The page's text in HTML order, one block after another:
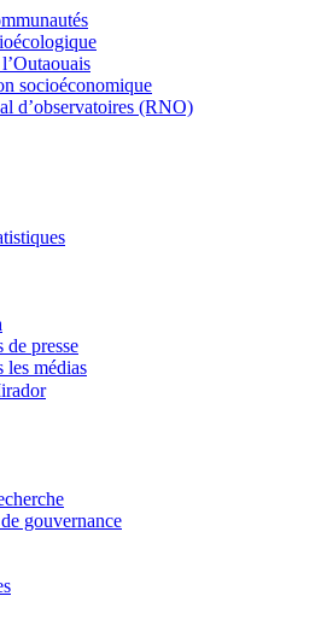
socioéconomique
d’observatoires (RNO)
de presse
les médias
gouvernance